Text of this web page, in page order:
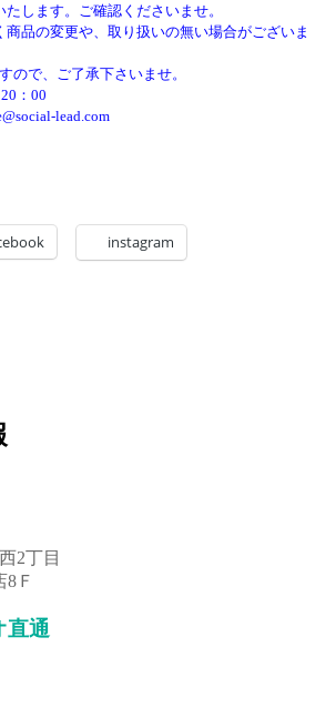
たします。ご確認くださいませ。
品の変更や、取り扱いの無い場合がございま
ので、ご了承下さいませ。
20：00
lead.com
instagram
2丁目
8Ｆ
直通